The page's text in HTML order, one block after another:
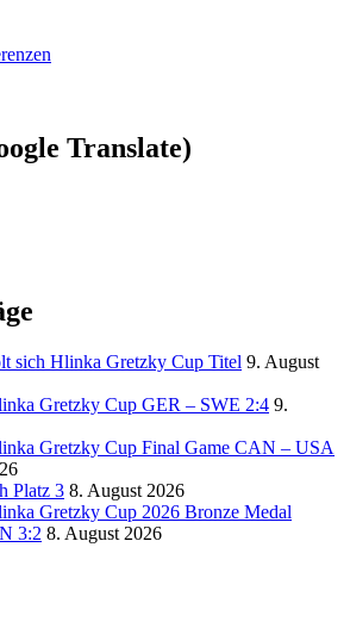
Translate)
sich Hlinka Gretzky Cup Titel 9. August
Gretzky Cup GER – SWE 2:4 9.
Gretzky Cup Final Game CAN – USA
Platz 3 8. August 2026
Gretzky Cup 2026 Bronze Medal
3:2 8. August 2026